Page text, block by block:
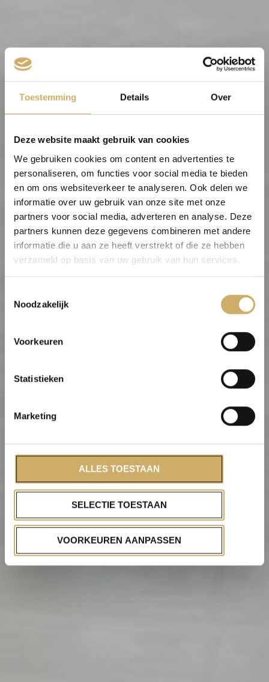
Toestemming Details Over
Deze website maakt gebruik van cookies
We gebruiken cookies om content en advertenties te
personaliseren, om functies voor social media te bieden
en om ons websiteverkeer te analyseren. Ook delen we
informatie over uw gebruik van onze site met onze
partners voor social media, adverteren en analyse. Deze
partners kunnen deze gegevens combineren met andere
informatie die u aan ze heeft verstrekt of die ze hebben
verzameld op basis van uw gebruik van hun services.
Noodzakelijk
Voorkeuren
Statistieken
Marketing
ALLES TOESTAAN
SELECTIE TOESTAAN
VOORKEUREN AANPASSEN
Vacancy: Sous-